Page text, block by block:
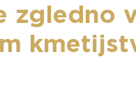
zgledno